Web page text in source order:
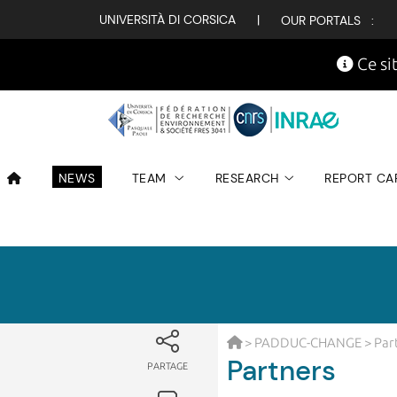
UNIVERSITÀ DI CORSICA | OUR PORTALS :
Ce
NEWS TEAM RESEARCH REPORT
PARTAGE
> PADDUC-CHANGE >
Partners